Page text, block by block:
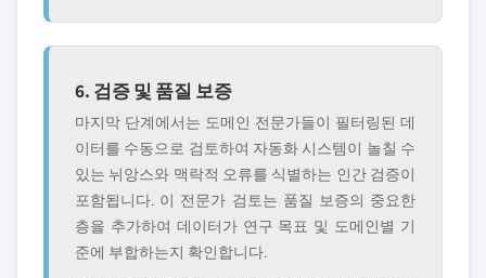
6. 검증 및 품질 보증
마지막 단계에서는 도메인 전문가들이 필터링된 데
이터를 수동으로 검토하여 자동화 시스템이 놀칠 수
있는 뉘앙스와 맥락적 오류를 식별하는 인간 검증이
포함됩니다. 이 전문가 검토는 품질 보증의 중요한
층을 추가하여 데이터가 연구 목표 및 도메인별 기
준에 부합하는지 확인합니다.